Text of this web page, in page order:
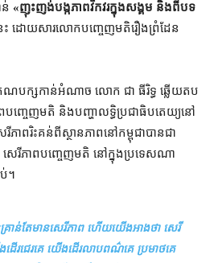
«ញុះញង់​បង្ក​ភាព​វឹកវរ​ក្នុង​សង្គម និង​ពី​បទ​
ដោយសារ​លោក​បញ្ចេញ​មតិ​រឿង​ព្រំដែន​
គណបក្ស​កាន់អំណាច លោក ជា ធីរិទ្ធ ឆ្លើយតប​
ព​បញ្ចេញមតិ និង​បញ្ហា​លទ្ធិប្រជាធិបតេយ្យ​នៅ​
ភាព​​រិះគន់​ពី​ស្ថានភាព​នៅ​កម្ពុជា​បាន​ជា​
សេរីភាព​បញ្ចេញមតិ នៅក្នុង​ប្រទេស​ណា​
។
រាន់តែ​មាន​សេរីភាព ហើយ​យើង​អាង​ថា សេរី
ើរ​ជេរ​គេ យើង​ដើរ​លាប​ពណ៌​គេ ប្រមាថ​គេ